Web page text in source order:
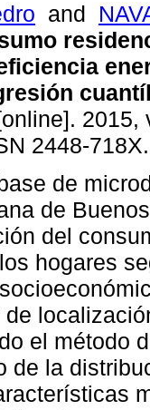
and
2015,
2448-718X.
de
de
del
hogares
el método
de la